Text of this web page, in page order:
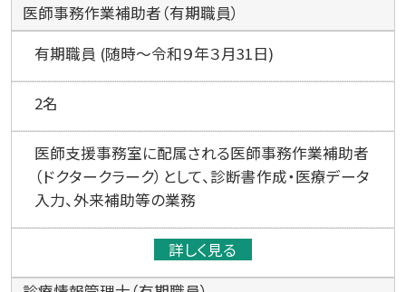
医師事務作業補助者（有期職員）
有期職員 (随時～令和９年３月31日)
2名
医師支援事務室に配属される医師事務作業補助者
（ドクタークラーク）として、診断書作成・医療データ
入力、外来補助等の業務
詳しく見る